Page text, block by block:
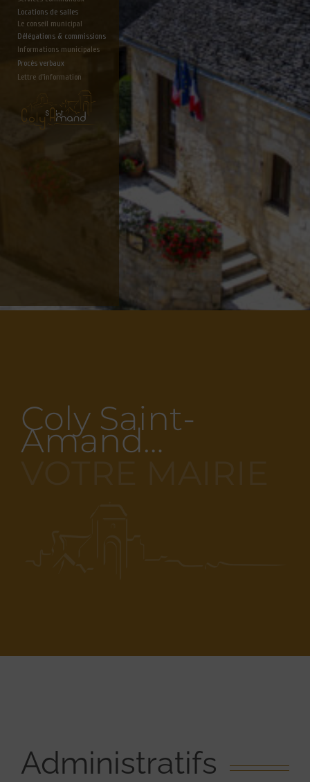
Locations de salles
Le conseil municipal
Délégations & commissions
Informations municipales
Lettre d'information
Procès verbaux
Coly Saint-
Amand…
Administratifs